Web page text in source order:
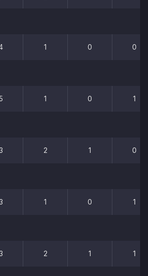
1 0 0
1 0 1
2 1 0
1 0 1
2 1 1